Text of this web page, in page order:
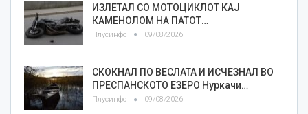
ИЗЛЕТАЛ СО МОТОЦИКЛОТ КАЈ
КАМЕНОЛОМ НА ПАТОТ…
Плусинфо 09/08/2026
СКОКНАЛ ПО ВЕСЛАТА И ИСЧЕЗНАЛ ВО
ПРЕСПАНСКОТО ЕЗЕРО Нуркачи…
Плусинфо 09/08/2026